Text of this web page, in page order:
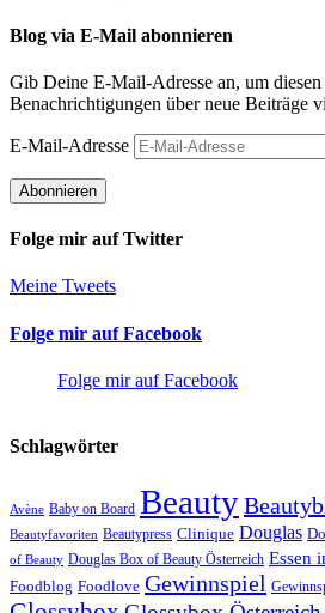
Blog via E-Mail abonnieren
Gib Deine E-Mail-Adresse an, um
Benachrichtigungen über neue Beiträge
E-Mail-Adresse
Abonnieren
Folge mir auf Twitter
Meine Tweets
Folge mir auf Facebook
Folge mir auf Facebook
Schlagwörter
Avène Baby on Board Beauty
Beautyfavoriten Beautypress Clinique Douglas
of Beauty Douglas Box of Beauty Österreich Essen
Foodblog Foodlove Gewinnspiel